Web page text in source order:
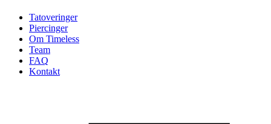
Tatoveringer
Piercinger
Om Timeless
Team
FAQ
Kontakt